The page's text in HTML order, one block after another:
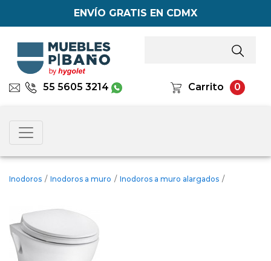
ENVÍO GRATIS EN CDMX
55 5605 3214 Carrito 0
Inodoros / Inodoros a muro / Inodoros a muro alargados /